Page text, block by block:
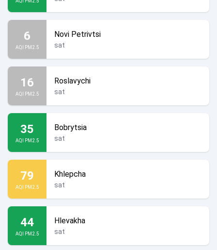
6
AQI PM2.5
Novi Petrivtsi
sat
16
AQI PM2.5
Roslavychi
sat
35
AQI PM2.5
Bobrytsia
sat
79
AQI PM2.5
Khlepcha
sat
44
AQI PM2.5
Hlevakha
sat